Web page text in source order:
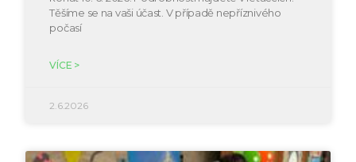
Těšíme se na vaši účast. V případě nepříznivého
počasí
VÍCE >
2.6.2026